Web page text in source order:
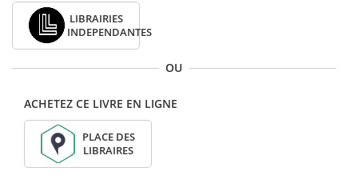
LIBRAIRIES
INDEPENDANTES
OU
ACHETEZ CE LIVRE EN LIGNE
PLACE DES
LIBRAIRES